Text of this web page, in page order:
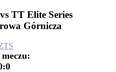
TT Elite Series
Górnicza